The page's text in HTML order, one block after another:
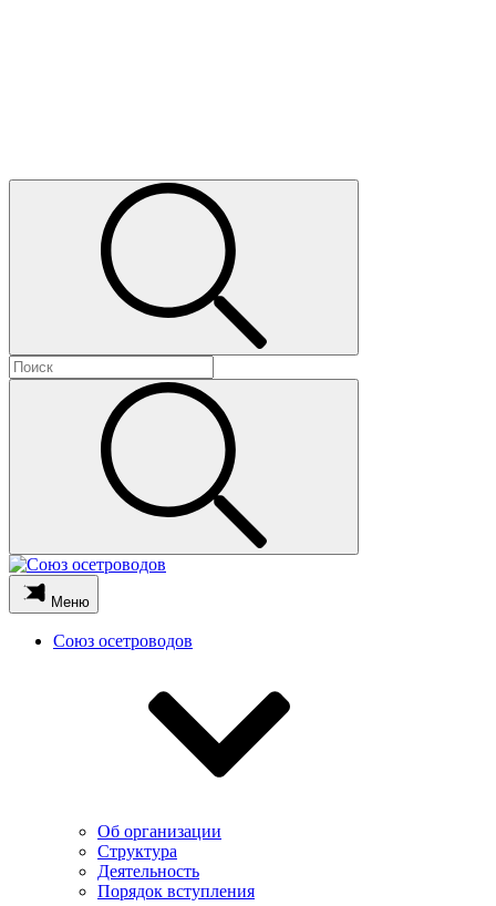
Меню
Союз осетроводов
Об организации
Структура
Деятельность
Порядок вступления